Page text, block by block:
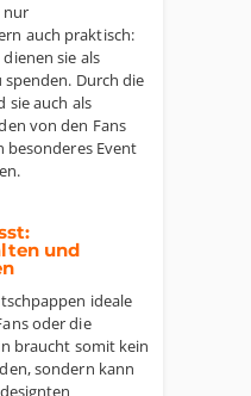
nur
auch praktisch:
sie als
spenden. Durch die
sie auch als
von den Fans
besonderes Event
und
ideale
oder die
braucht somit kein
sondern kann